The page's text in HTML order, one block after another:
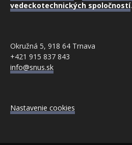
vedeckotechnických spoločností.
Okružná 5, 918 64 Trnava
+421 915 837 843
info@snus.sk
Nastavenie cookies